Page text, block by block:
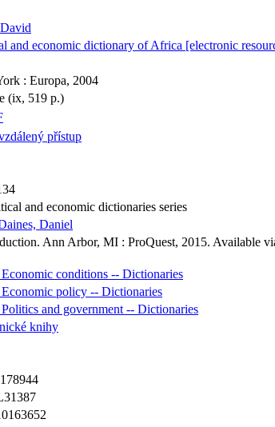
and economic dictionary of Africa [electronic
: Europa, 2004
(ix, 519 p.)
přístup
and economic dictionaries series
Daniel
Ann Arbor, MI : ProQuest, 2015. Available
conditions -- Dictionaries
policy -- Dictionaries
and government -- Dictionaries
knihy